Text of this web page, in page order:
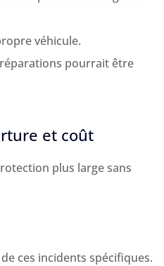
véhicule.
pourrait être
et coût
plus large sans
ces incidents spécifiques.